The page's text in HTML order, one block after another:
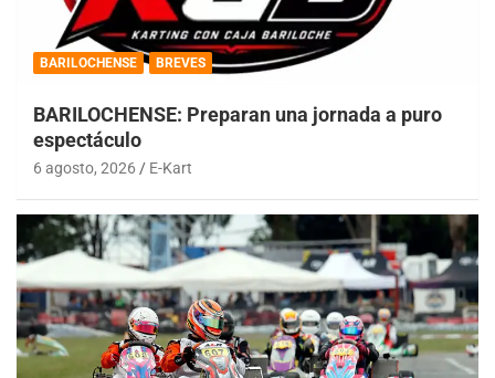
BARILOCHENSE BREVES
BARILOCHENSE: Preparan una jornada a puro
espectáculo
6 agosto, 2026 E-Kart